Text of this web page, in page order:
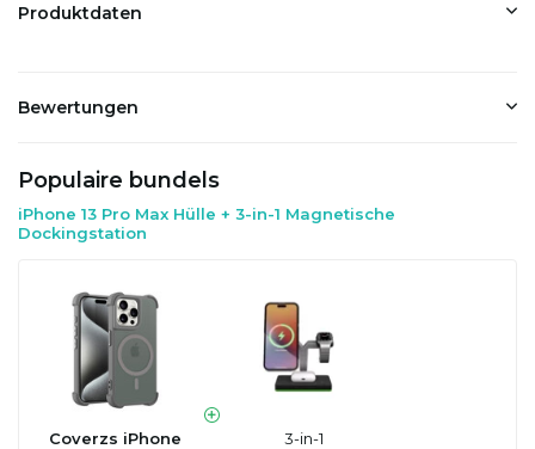
Produktdaten
Bewertungen
Populaire bundels
iPhone 13 Pro Max Hülle + 3-in-1 Magnetische
Dockingstation
Coverzs iPhone
3-in-1